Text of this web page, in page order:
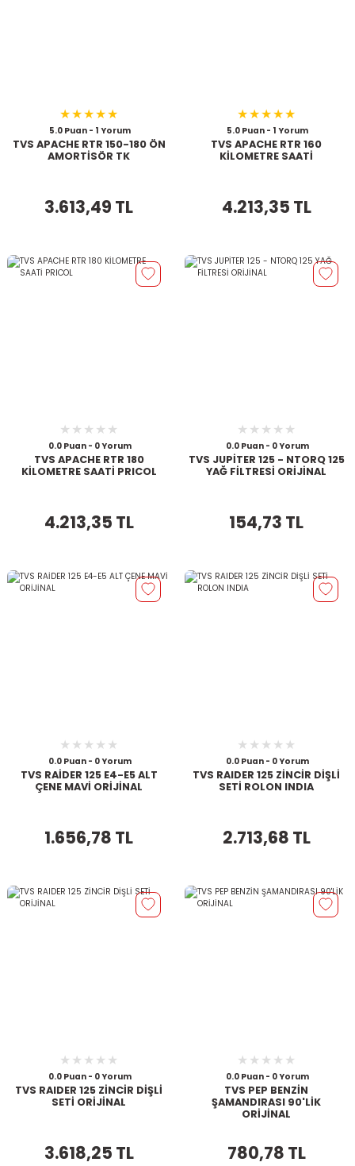
5.0 Puan - 1 Yorum
TVS APACHE RTR 150-180 ÖN
AMORTİSÖR TK
3.613,49 TL
5.0 Puan - 1 Yorum
TVS APACHE RTR 160
KİLOMETRE SAATİ
4.213,35 TL
0.0 Puan - 0 Yorum
TVS APACHE RTR 180
KİLOMETRE SAATİ PRICOL
4.213,35 TL
0.0 Puan - 0 Yorum
TVS JUPİTER 125 - NTORQ 125
YAĞ FİLTRESİ ORİJİNAL
154,73 TL
0.0 Puan - 0 Yorum
TVS RAİDER 125 E4-E5 ALT
ÇENE MAVİ ORİJİNAL
1.656,78 TL
0.0 Puan - 0 Yorum
TVS RAIDER 125 ZİNCİR DİŞLİ
SETİ ROLON INDIA
2.713,68 TL
0.0 Puan - 0 Yorum
TVS RAIDER 125 ZİNCİR DİŞLİ
SETİ ORİJİNAL
3.618,25 TL
0.0 Puan - 0 Yorum
TVS PEP BENZİN
ŞAMANDIRASI 90'LİK
ORİJİNAL
780,78 TL